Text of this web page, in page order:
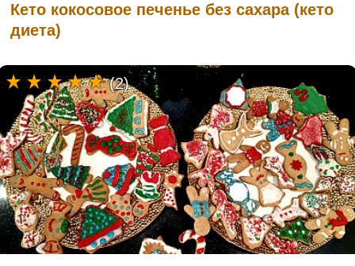
Кето кокосовое печенье без сахара (кето
диета)
(2)